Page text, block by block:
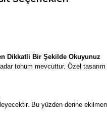
Dikkatli Bir Şekilde Okuyunuz
tohum mevcuttur. Özel
Bu yüzden derine